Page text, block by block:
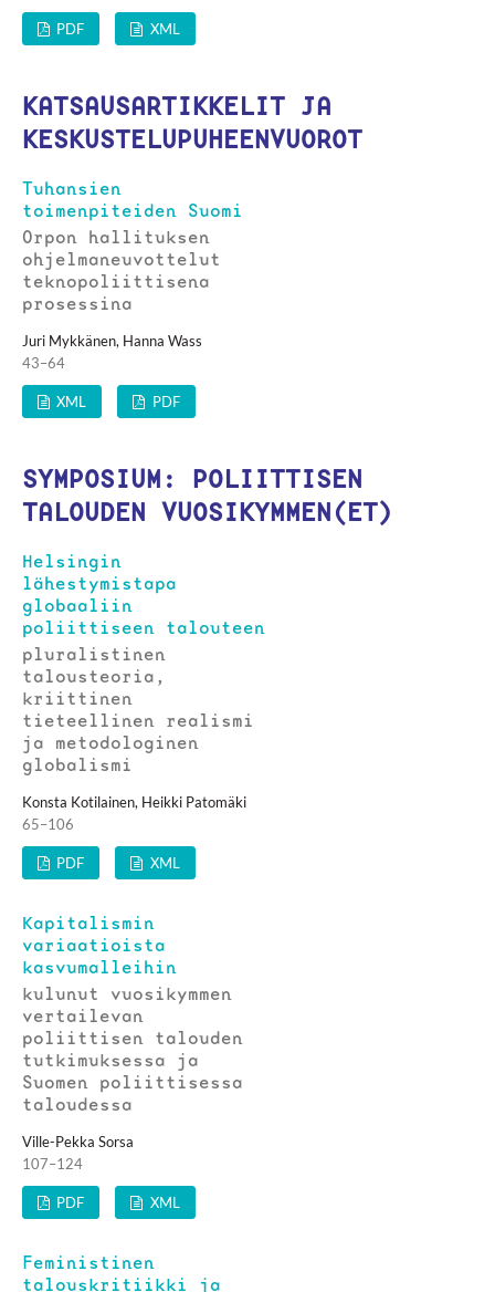
PDF XML
KATSAUSARTIKKELIT JA
KESKUSTELUPUHEENVUOROT
Tuhansien
toimenpiteiden Suomi
Orpon hallituksen
ohjelmaneuvottelut
teknopoliittisena
prosessina
Juri Mykkänen, Hanna Wass
43–64
XML PDF
SYMPOSIUM: POLIITTISEN
TALOUDEN VUOSIKYMMEN(ET)
Helsingin
lähestymistapa
globaaliin
poliittiseen talouteen
pluralistinen
talousteoria,
kriittinen
tieteellinen realismi
ja metodologinen
globalismi
Konsta Kotilainen, Heikki Patomäki
65–106
PDF XML
Kapitalismin
variaatioista
kasvumalleihin
kulunut vuosikymmen
vertailevan
poliittisen talouden
tutkimuksessa ja
Suomen poliittisessa
taloudessa
Ville-Pekka Sorsa
107–124
PDF XML
Feministinen
talouskritiikki ja